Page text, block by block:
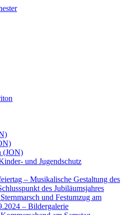
(JON)
und Jugendschutz
– Musikalische Gestaltung des
des Jubiläumsjahres
und Festumzug am
– Bildergalerie